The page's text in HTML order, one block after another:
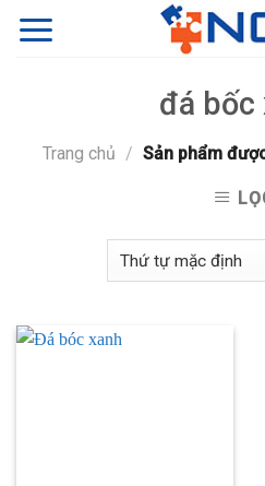
đá bốc
Trang chủ / Sản phẩm